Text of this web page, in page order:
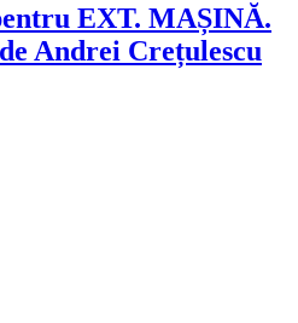
EXT. MAȘINĂ.
Andrei Crețulescu